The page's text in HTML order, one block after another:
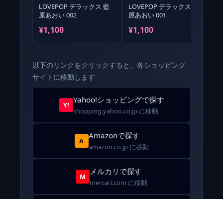
LOVEPOP デラックス 藍
原あおい 002
¥1,100
LOVEPOP デラックス 藍
原あおい 001
¥1,100
以下のリンクをクリックすると、各ショッピング
サイトに移動します
Y!
Yahoo!ショッピングで探す
shopping.yahoo.co.jp に移動
A
Amazonで探す
amazon.co.jp に移動
M
メルカリで探す
mercari.com に移動